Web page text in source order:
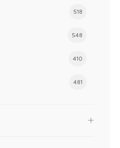
518
548
410
481